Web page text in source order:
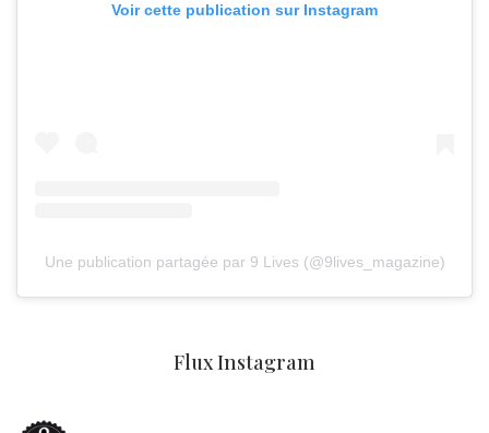
Voir cette publication sur Instagram
Une publication partagée par 9 Lives (@9lives_magazine)
Flux Instagram